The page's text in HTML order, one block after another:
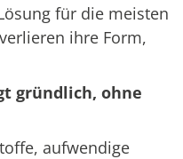
für die meisten
ihre Form,
gründlich, ohne
aufwendige